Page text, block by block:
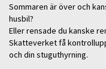
Sommaren är över och
husbil?
Eller rensade du kanske
Skatteverket få
och din stuguthyrning.